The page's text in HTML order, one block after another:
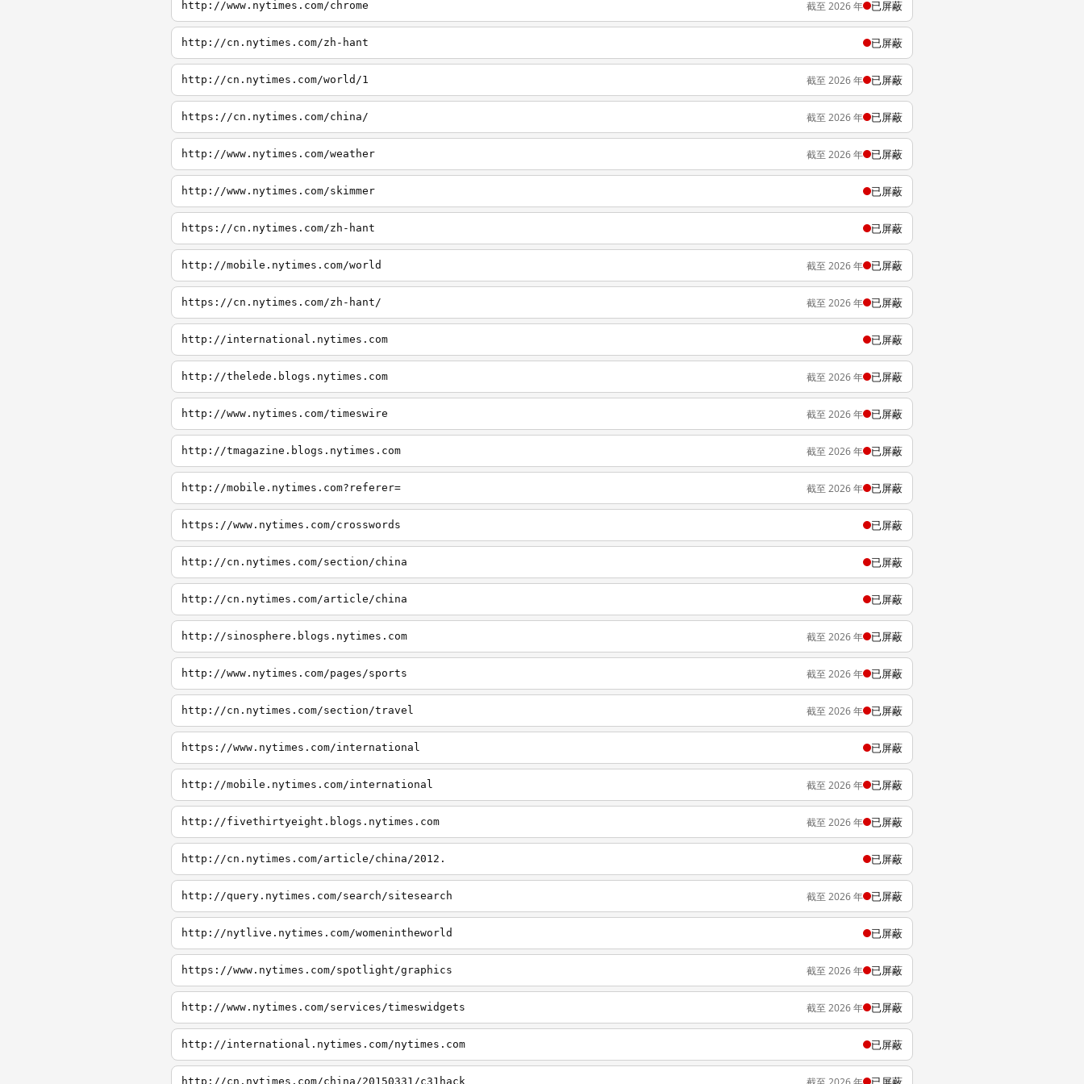
http://www.nytimes.com/chrome 截至 2026 年 已屏蔽
http://cn.nytimes.com/zh-hant 已屏蔽
http://cn.nytimes.com/world/1 截至 2026 年 已屏蔽
https://cn.nytimes.com/china/ 截至 2026 年 已屏蔽
http://www.nytimes.com/weather 截至 2026 年 已屏蔽
http://www.nytimes.com/skimmer 已屏蔽
https://cn.nytimes.com/zh-hant 已屏蔽
http://mobile.nytimes.com/world 截至 2026 年 已屏蔽
https://cn.nytimes.com/zh-hant/ 截至 2026 年 已屏蔽
http://international.nytimes.com 已屏蔽
http://thelede.blogs.nytimes.com 截至 2026 年 已屏蔽
http://www.nytimes.com/timeswire 截至 2026 年 已屏蔽
http://tmagazine.blogs.nytimes.com 截至 2026 年 已屏蔽
http://mobile.nytimes.com?referer= 截至 2026 年 已屏蔽
https://www.nytimes.com/crosswords 已屏蔽
http://cn.nytimes.com/section/china 已屏蔽
http://cn.nytimes.com/article/china 已屏蔽
http://sinosphere.blogs.nytimes.com 截至 2026 年 已屏蔽
http://www.nytimes.com/pages/sports 截至 2026 年 已屏蔽
http://cn.nytimes.com/section/travel 截至 2026 年 已屏蔽
https://www.nytimes.com/international 已屏蔽
http://mobile.nytimes.com/international 截至 2026 年 已屏蔽
http://fivethirtyeight.blogs.nytimes.com 截至 2026 年 已屏蔽
http://cn.nytimes.com/article/china/2012. 已屏蔽
http://query.nytimes.com/search/sitesearch 截至 2026 年 已屏蔽
http://nytlive.nytimes.com/womenintheworld 已屏蔽
https://www.nytimes.com/spotlight/graphics 截至 2026 年 已屏蔽
http://www.nytimes.com/services/timeswidgets 截至 2026 年 已屏蔽
http://international.nytimes.com/nytimes.com 已屏蔽
http://cn.nytimes.com/china/20150331/c31hack